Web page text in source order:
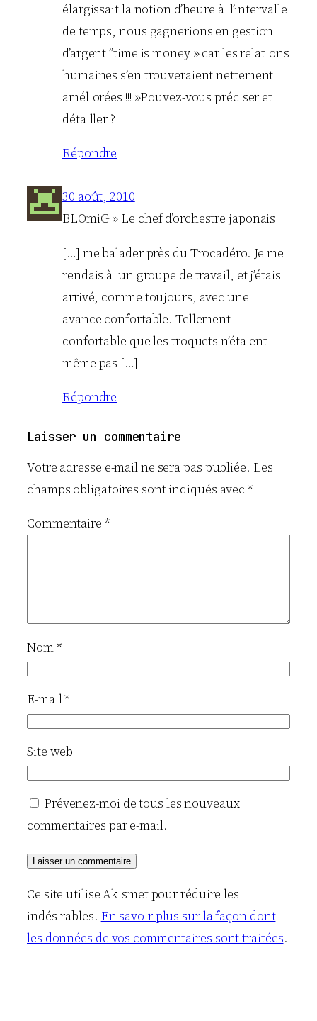
élargissait la notion d’heure à l’intervalle
de temps, nous gagnerions en gestion
d’argent ”time is money » car les relations
humaines s’en trouveraient nettement
améliorées !!! »Pouvez-vous préciser et
détailler ?
Répondre
30 août, 2010
BLOmiG » Le chef d’orchestre japonais
[…] me balader près du Trocadéro. Je me
rendais à un groupe de travail, et j’étais
arrivé, comme toujours, avec une
avance confortable. Tellement
confortable que les troquets n’étaient
même pas […]
Répondre
Laisser un commentaire
Votre adresse e-mail ne sera pas publiée. Les
champs obligatoires sont indiqués avec*
Commentaire *
Nom*
E-mail*
Site web
Prévenez-moi de tous les nouveaux
commentaires par e-mail.
Ce site utilise Akismet pour réduire les
indésirables. En savoir plus sur la façon dont
les données de vos commentaires sont traitées.